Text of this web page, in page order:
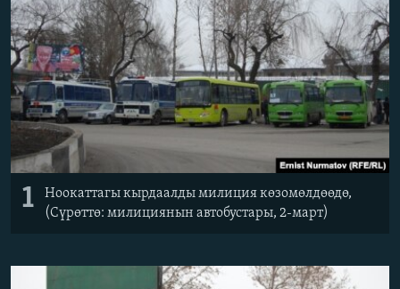
ЭЖЕ-СИҢДИЛЕР
АЗАТТЫК+
ЫҢГАЙСЫЗ СУРООЛОР
ОНЛАЙН ШЕРИНЕ
ЭЕ/АРнун бардык сайттары
1
Ноокаттагы кырдаалды милиция көзомөлдөөдө,
(Сүрөттө: милициянын автобустары, 2-март)